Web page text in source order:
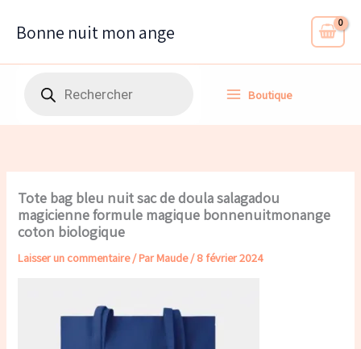
Bonne nuit mon ange
Boutique
Tote bag bleu nuit sac de doula salagadou
magicienne formule magique bonnenuitmonange
coton biologique
Laisser un commentaire/ Par Maude/8 février 2024